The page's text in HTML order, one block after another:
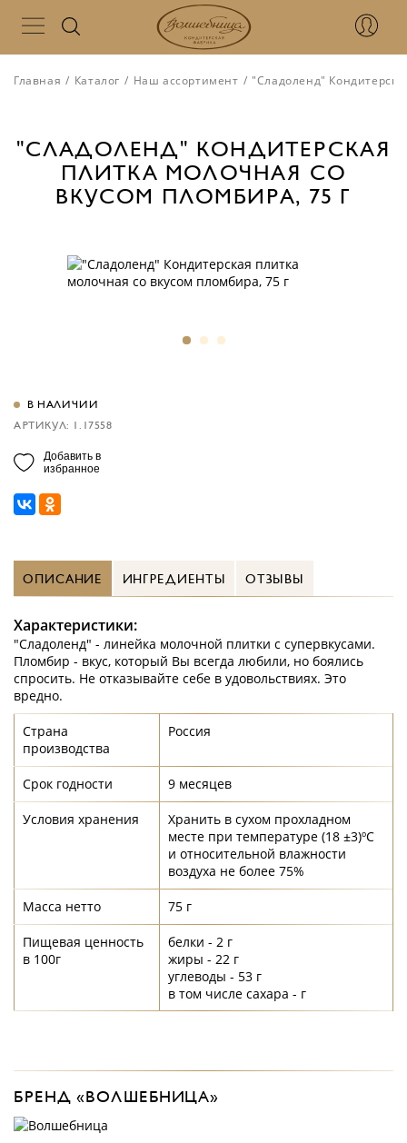
Главная / Каталог / Наш ассортимент / "Сладоленд"
"СЛАДОЛЕНД" КОНДИТЕРСКАЯ
ПЛИТКА МОЛОЧНАЯ СО
ВКУСОМ ПЛОМБИРА, 75 Г
В НАЛИЧИИ
АРТИКУЛ: 1.17558
Добавить в
избранное
ОПИСАНИЕ ИНГРЕДИЕНТЫ ОТЗЫВЫ
Характеристики:
"Сладоленд" - линейка молочной плитки с супервкусами.
Пломбир - вкус, который Вы всегда любили, но боялись
спросить. Не отказывайте себе в удовольствиях. Это
вредно.
Страна
производства
Россия
Срок годности 9 месяцев
Условия хранения
Хранить в сухом прохладном
месте при температуре (18 ±3)ºС
и относительной влажности
воздуха не более 75%
Масса нетто 75 г
Пищевая ценность
в 100г
белки - 2 г
жиры - 22 г
углеводы - 53 г
в том числе сахара - г
БРЕНД «ВОЛШЕБНИЦА»